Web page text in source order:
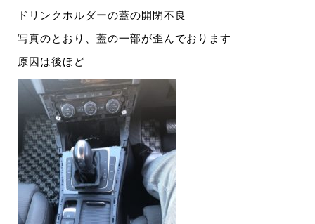
ドリンクホルダーの蓋の開閉不良
写真のとおり、蓋の一部が歪んでおります
原因は後ほど